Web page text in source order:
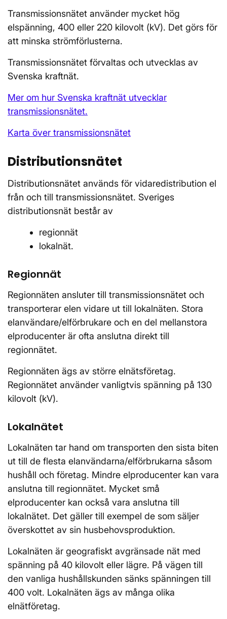
Transmissionsnätet använder mycket hög
elspänning, 400 eller 220 kilovolt (kV). Det görs för
att minska strömförlusterna.
Transmissionsnätet förvaltas och utvecklas av
Svenska kraftnät.
Mer om hur Svenska kraftnät utvecklar
transmissionsnätet.
Karta över transmissionsnätet
Distributionsnätet
Distributionsnätet används för vidaredistribution el
från och till transmissionsnätet. Sveriges
distributionsnät består av
regionnät
lokalnät.
Regionnät
Regionnäten ansluter till transmissionsnätet och
transporterar elen vidare ut till lokalnäten. Stora
elanvändare/elförbrukare och en del mellanstora
elproducenter är ofta anslutna direkt till
regionnätet.
Regionnäten ägs av större elnätsföretag.
Regionnätet använder vanligtvis spänning på 130
kilovolt (kV).
Lokalnätet
Lokalnäten tar hand om transporten den sista biten
ut till de flesta elanvändarna/elförbrukarna såsom
hushåll och företag. Mindre elproducenter kan vara
anslutna till regionnätet. Mycket små
elproducenter kan också vara anslutna till
lokalnätet. Det gäller till exempel de som säljer
överskottet av sin husbehovsproduktion.
Lokalnäten är geografiskt avgränsade nät med
spänning på 40 kilovolt eller lägre. På vägen till
den vanliga hushållskunden sänks spänningen till
400 volt. Lokalnäten ägs av många olika
elnätföretag.